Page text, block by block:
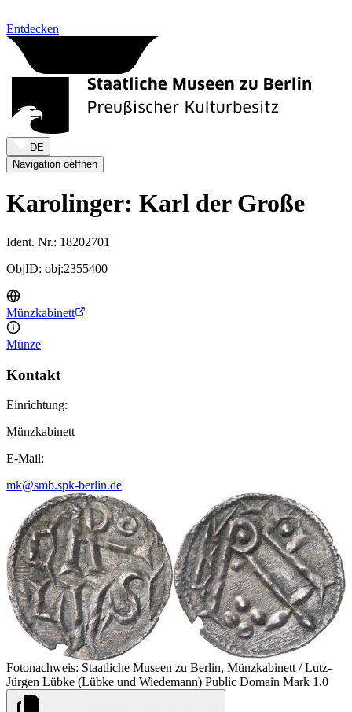
Entdecken
DE
Navigation oeffnen
Karolinger: Karl der Große
Ident. Nr.: 18202701
ObjID: obj:2355400
Münzkabinett
Münze
Kontakt
Einrichtung:
Münzkabinett
E-Mail:
mk@smb.spk-berlin.de
Fotonachweis: Staatliche Museen zu Berlin, Münzkabinett / Lutz-
Jürgen Lübke (Lübke und Wiedemann) Public Domain Mark 1.0